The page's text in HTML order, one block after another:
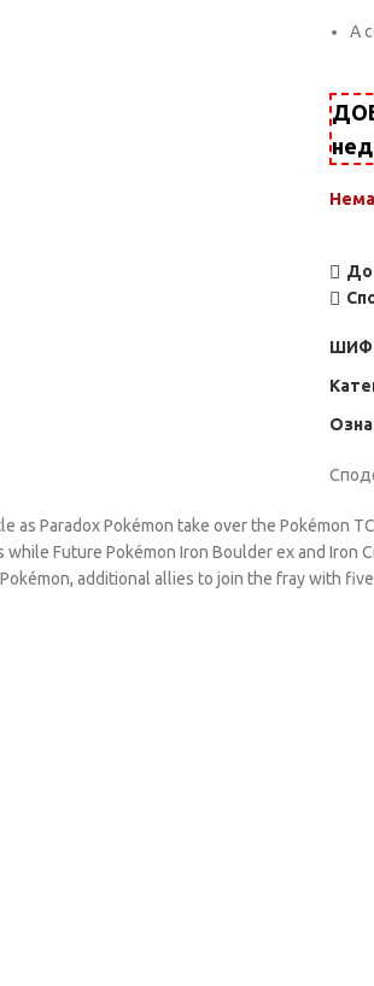
A
as Paradox Pokémon take over the Pokémon
Future Pokémon Iron Boulder ex and Iron
additional allies to join the fray with